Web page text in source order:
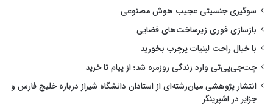
سوگیری جنسیتی عجیب هوش مصنوعی
بازسازی فوری زیرساخت‌های فضایی
با خیال راحت لبنیات پرچرب بخورید
چت‌جی‌پی‌تی وارد زندگی روزمره شد؛ از پیام تا خرید
انتشار پژوهشی میان‌رشته‌ای از استادان دانشگاه شیراز درباره خلیج فارس و
جزایر در اشپرینگر